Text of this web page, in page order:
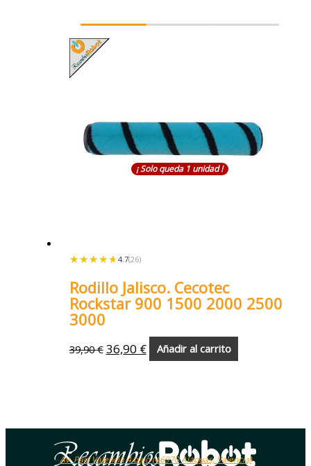
¡ Solo queda 1 unidad !
★★★★★
★★★★★ 4.7(26)
Rodillo Jalisco. Cecotec
Rockstar 900 1500 2000 2500
3000
39,90€ 36,90 € Añadir al carrito
Av. País Valencià 4 bajo (46970 Alaquàs, Valencia)